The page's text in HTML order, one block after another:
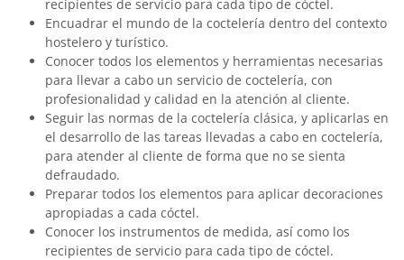
recipientes de servicio para cada tipo de cóctel.
Encuadrar el mundo de la coctelería dentro del contexto
hostelero y turístico.
Conocer todos los elementos y herramientas necesarias
para llevar a cabo un servicio de coctelería, con
profesionalidad y calidad en la atención al cliente.
Seguir las normas de la coctelería clásica, y aplicarlas en
el desarrollo de las tareas llevadas a cabo en coctelería,
para atender al cliente de forma que no se sienta
defraudado.
Preparar todos los elementos para aplicar decoraciones
apropiadas a cada cóctel.
Conocer los instrumentos de medida, así como los
recipientes de servicio para cada tipo de cóctel.